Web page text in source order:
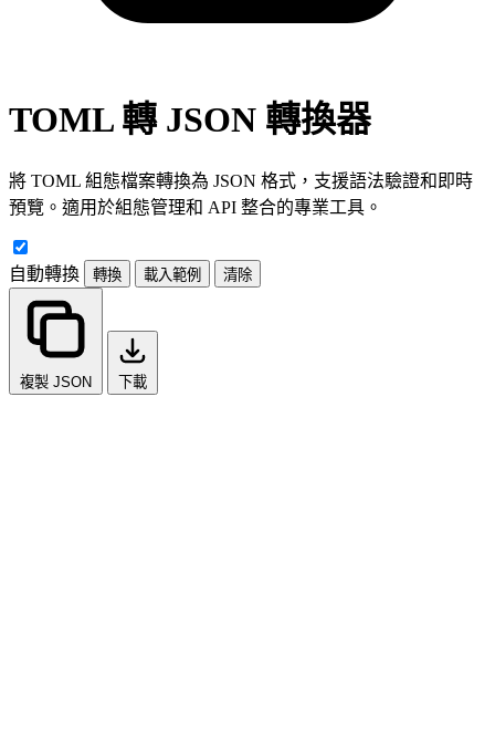
TOML 轉 JSON 轉換器
將 TOML 組態檔案轉換為 JSON 格式，支援語法驗證和即時
預覽。適用於組態管理和 API 整合的專業工具。
自動轉換 轉換 載入範例 清除
複製 JSON 下載